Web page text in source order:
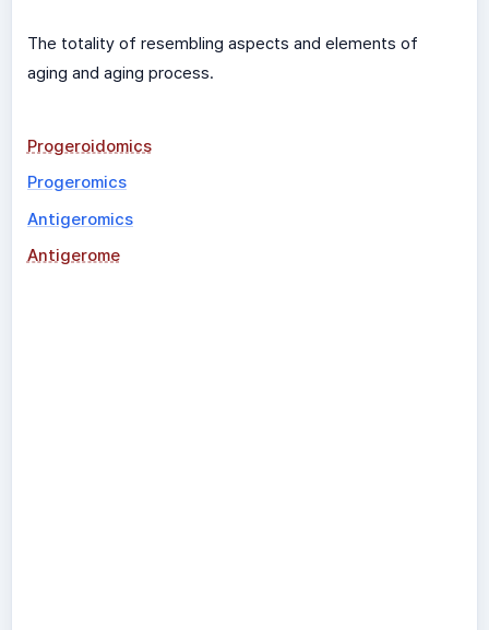
The totality of resembling aspects and elements of
aging and aging process.
Progeroidomics
Progeromics
Antigeromics
Antigerome